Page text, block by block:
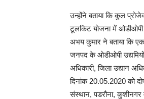
उन्होंने बताया कि कुल
टूलकिट योजना में ओडीओपी
अभय कुमार ने बताया कि
जनपद के ओडीओपी
अधिकारी, जिला उद्यान
दिनांक 20.05.2020 को
संस्थान, पडरौना,